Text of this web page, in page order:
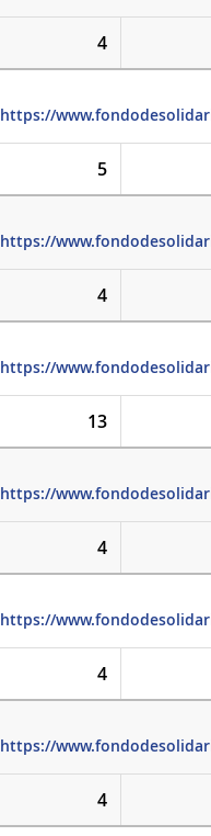
4
https://
5
https://
4
https://
13
https://
4
https://
4
https://
4